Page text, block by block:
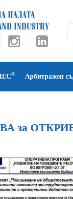
® Арбитражен
за